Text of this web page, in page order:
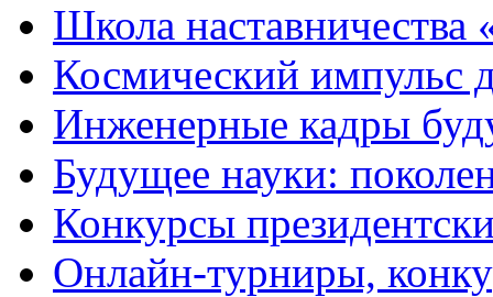
Школа
Космический импульс
Инженерные кадры
Будущее науки:
Конкурсы
Онлайн-турниры,